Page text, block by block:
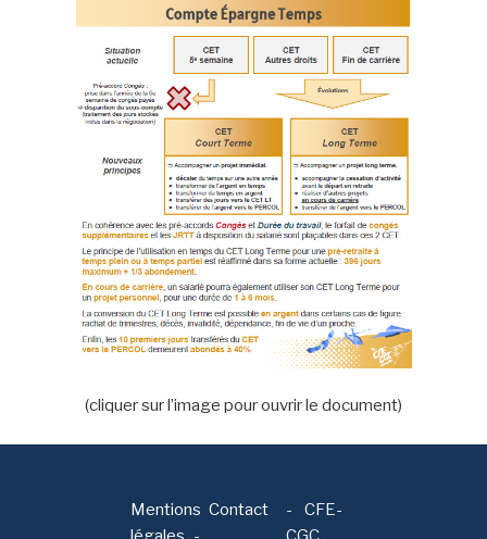
(cliquer sur l’image pour ouvrir le document)
Mentions Contact -
CFE-